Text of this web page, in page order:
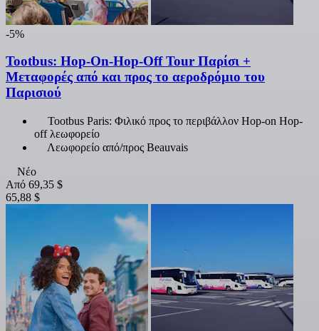
-5%
Tootbus: Hop-On-Hop-Off Tour Παρίσι +
Μεταφορές από και προς το αεροδρόμιο του
Παρισιού
Tootbus Paris: Φιλικό προς το περιβάλλον Hop-on Hop-
off λεωφορείο
Λεωφορείο από/προς Beauvais
Νέο
Από 69,35 $
65,88 $